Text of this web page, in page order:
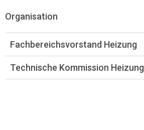
Organisation
Fachbereichsvorstand Heizung
Technische Kommission Heizung